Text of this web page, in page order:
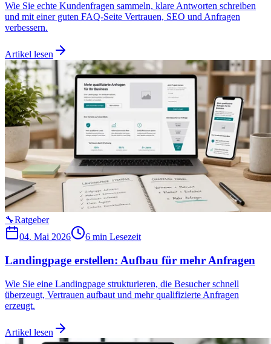
Wie Sie echte Kundenfragen sammeln, klare Antworten schreiben
und mit einer guten FAQ-Seite Vertrauen, SEO und Anfragen
verbessern.
Artikel lesen
🔧Ratgeber
04. Mai 2026
6 min Lesezeit
Landingpage erstellen: Aufbau für mehr Anfragen
Wie Sie eine Landingpage strukturieren, die Besucher schnell
überzeugt, Vertrauen aufbaut und mehr qualifizierte Anfragen
erzeugt.
Artikel lesen